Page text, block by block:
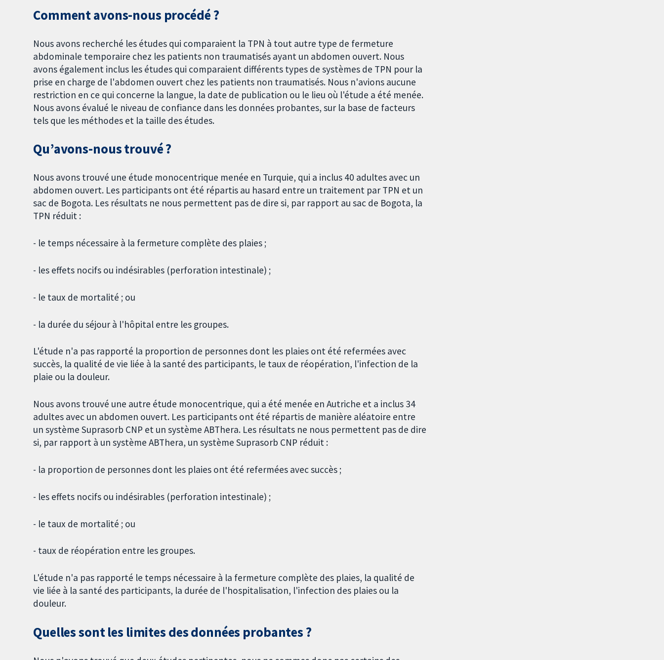
Comment avons-nous procédé ?
Nous avons recherché les études qui comparaient la TPN à tout autre type de fermeture
abdominale temporaire chez les patients non traumatisés ayant un abdomen ouvert. Nous
avons également inclus les études qui comparaient différents types de systèmes de TPN pour la
prise en charge de l'abdomen ouvert chez les patients non traumatisés. Nous n'avions aucune
restriction en ce qui concerne la langue, la date de publication ou le lieu où l'étude a été menée.
Nous avons évalué le niveau de confiance dans les données probantes, sur la base de facteurs
tels que les méthodes et la taille des études.
Qu’avons-nous trouvé ?
Nous avons trouvé une étude monocentrique menée en Turquie, qui a inclus 40 adultes avec un
abdomen ouvert. Les participants ont été répartis au hasard entre un traitement par TPN et un
sac de Bogota. Les résultats ne nous permettent pas de dire si, par rapport au sac de Bogota, la
TPN réduit :
- le temps nécessaire à la fermeture complète des plaies ;
- les effets nocifs ou indésirables (perforation intestinale) ;
- le taux de mortalité ; ou
- la durée du séjour à l'hôpital entre les groupes.
L'étude n'a pas rapporté la proportion de personnes dont les plaies ont été refermées avec
succès, la qualité de vie liée à la santé des participants, le taux de réopération, l'infection de la
plaie ou la douleur.
Nous avons trouvé une autre étude monocentrique, qui a été menée en Autriche et a inclus 34
adultes avec un abdomen ouvert. Les participants ont été répartis de manière aléatoire entre
un système Suprasorb CNP et un système ABThera. Les résultats ne nous permettent pas de dire
si, par rapport à un système ABThera, un système Suprasorb CNP réduit :
- la proportion de personnes dont les plaies ont été refermées avec succès ;
- les effets nocifs ou indésirables (perforation intestinale) ;
- le taux de mortalité ; ou
- taux de réopération entre les groupes.
L'étude n'a pas rapporté le temps nécessaire à la fermeture complète des plaies, la qualité de
vie liée à la santé des participants, la durée de l'hospitalisation, l'infection des plaies ou la
douleur.
Quelles sont les limites des données probantes ?